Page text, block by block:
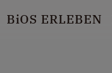
BiOS ERLEBEN